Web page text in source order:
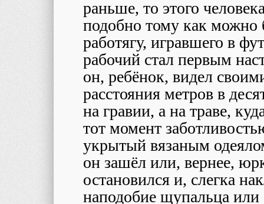
раньше, то этого
подобно тому как можно
работягу, игравшего в
рабочий стал первым
он, ребёнок, видел
расстояния метров в
на гравии, а на траве,
тот момент
укрытый вязаным
он зашёл или, вернее,
остановился и, слегка
наподобие щупальца или